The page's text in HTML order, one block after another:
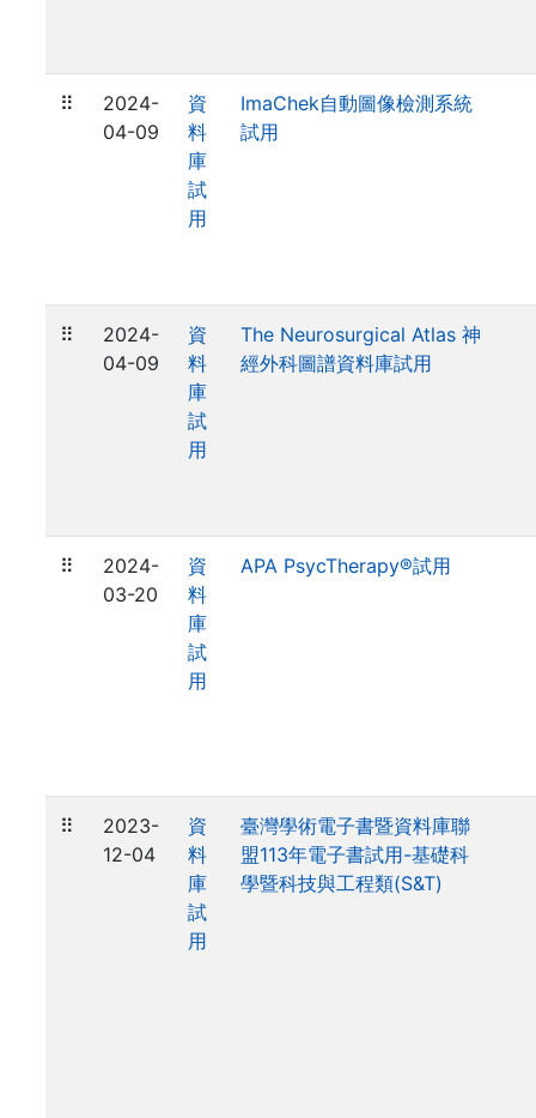
⠿
2024-
04-09
資
料
庫
試
用
ImaChek自動圖像檢測系統
試用
⠿
2024-
04-09
資
料
庫
試
用
The Neurosurgical Atlas 神
經外科圖譜資料庫試用
⠿
2024-
03-20
資
料
庫
試
用
APA PsycTherapy®試用
⠿
2023-
12-04
資
料
庫
試
用
臺灣學術電子書暨資料庫聯
盟113年電子書試用-基礎科
學暨科技與工程類(S&T)